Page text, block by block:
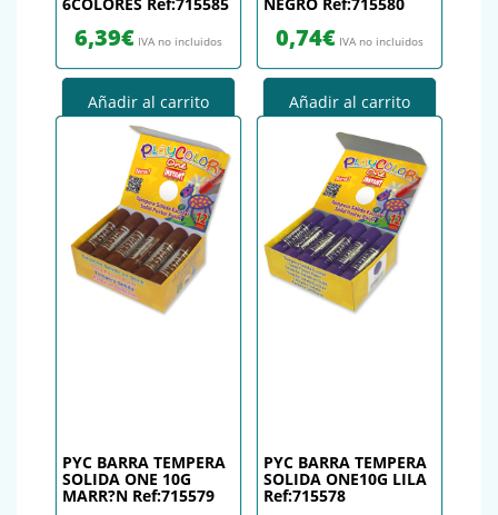
6,39€ IVA no incluidos
Añadir al carrito
0,74€ IVA no incluidos
Añadir al carrito
PYC BARRA TEMPERA
SOLIDA ONE 10G
MARR?N Ref:715579
PYC BARRA TEMPERA
SOLIDA ONE10G LILA
Ref:715578